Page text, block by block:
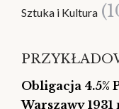
Sztuka i Kultura
Obligacja 4.5%
Warszawy